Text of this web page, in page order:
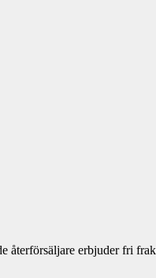
återförsäljare erbjuder fri